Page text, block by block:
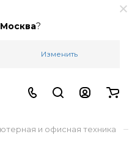
Москва?
Изменить
и офисная техника –